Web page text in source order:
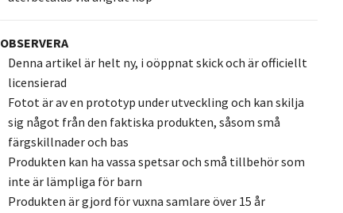
OBSERVERA
Denna artikel är helt ny, i oöppnat skick och är officiellt
licensierad
Fotot är av en prototyp under utveckling och kan skilja
sig något från den faktiska produkten, såsom små
färgskillnader och bas
Produkten kan ha vassa spetsar och små tillbehör som
inte är lämpliga för barn
Produkten är gjord för vuxna samlare över 15 år